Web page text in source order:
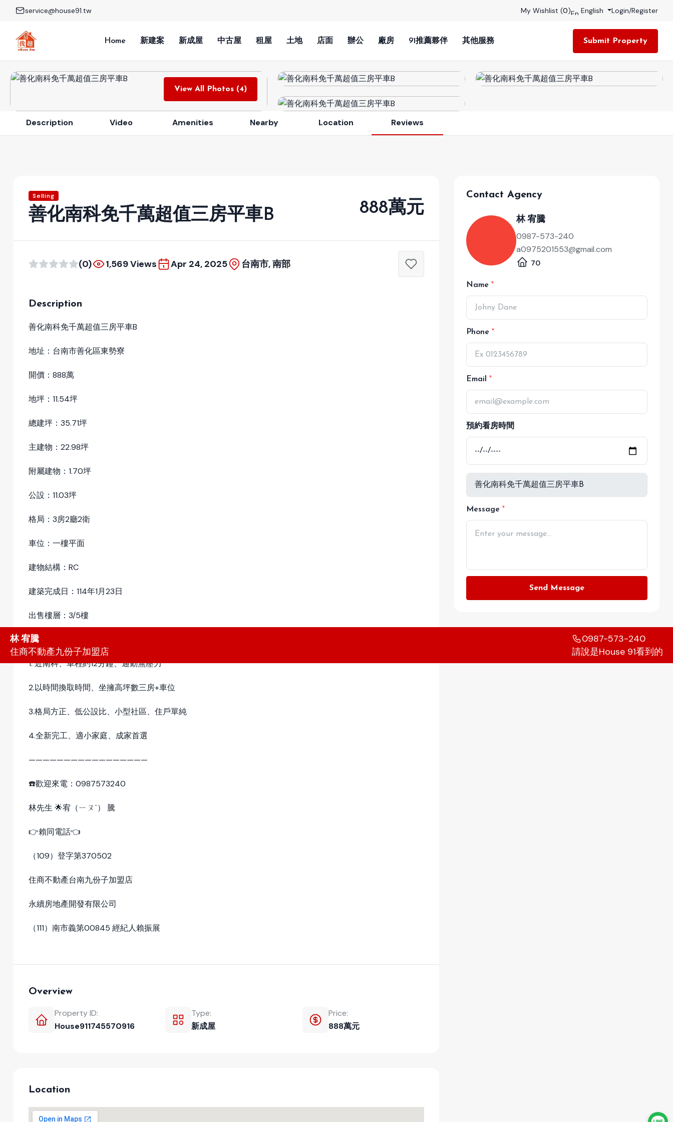
service@house91.tw My Wishlist (0) English Login/Register
Home 新建案 新成屋 中古屋 租屋 土地 店面 辦公 廠房 91推薦夥伴 其他服務 Submit Property
View All Photos (4)
Description Video Amenities Nearby Location Reviews
Selling
善化南科免千萬超值三房平車B 888萬元
(0) 1,569 Views Apr 24, 2025 台南市, 南部
Description
善化南科免千萬超值三房平車B
地址：台南市善化區東勢寮
開價：888萬
地坪：11.54坪
總建坪：35.71坪
主建物：22.98坪
附屬建物：1.70坪
公設：11.03坪
格局：3房2廳2衛
車位：一樓平面
建物結構：RC
建築完成日：114年1月23日
出售樓層：3/5樓
物件特性：
1. 近南科、車程約12分鐘、通勤無壓力
2.以時間換取時間、坐擁高坪數三房+車位
3.格局方正、低公設比、小型社區、住戶單純
4.全新完工、適小家庭、成家首選
—————————————————
☎️歡迎來電：0987573240
林先生 🌟宥（ㄧㄡˋ） 騰
👉賴同電話👈
（109）登字第370502
住商不動產台南九份子加盟店
永續房地產開發有限公司
（111）南市義第00845 經紀人賴振展
Overview
Property ID:
House911745570916
Type:
新成屋
Price:
888萬元
Location
Contact Agency
林 宥騰
0987-573-240
a0975201553@gmail.com
70
Name
Phone
Email
預約看房時間
Message
Send Message
林 宥騰
住商不動產九份子加盟店
0987-573-240
請說是House 91看到的